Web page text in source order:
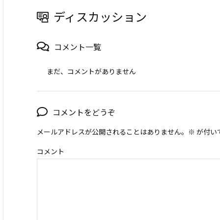
ディスカッション
コメント一覧
まだ、コメントがありません
コメントをどうぞ
メールアドレスが公開されることはありません。 ※ が付い
コメント